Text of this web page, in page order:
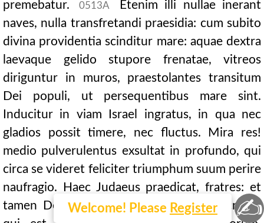
premebatur.
0513A
Etenim illi nullae inerant
naves, nulla transfretandi praesidia: cum subito
divina providentia scinditur mare: aquae dextra
laevaque gelido stupore frenatae, vitreos
diriguntur in muros, praestolantes transitum
Dei populi, ut persequentibus mare sint.
Inducitur in viam Israel ingratus, in qua nec
gladios possit timere, nec fluctus. Mira res!
medio pulverulentus exsultat in profundo, qui
circa se videret feliciter triumphum suum perire
naufragio. Haec Judaeus praedicat, fratres: et
tamen Deo demens adhuc usque non credit,
Welcome! Please Register ✍